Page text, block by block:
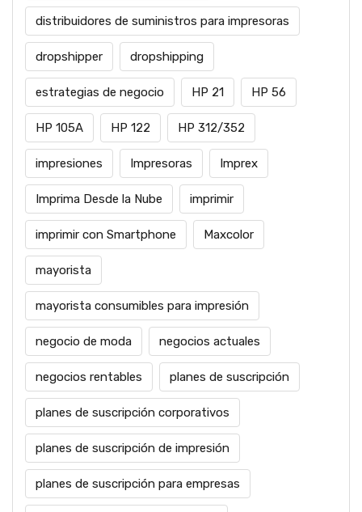
distribuidores de suministros para impresoras
dropshipper dropshipping
estrategias de negocio HP 21 HP 56
HP 105A HP 122 HP 312/352
impresiones Impresoras Imprex
Imprima Desde la Nube imprimir
imprimir con Smartphone Maxcolor
mayorista
mayorista consumibles para impresión
negocio de moda negocios actuales
negocios rentables planes de suscripción
planes de suscripción corporativos
planes de suscripción de impresión
planes de suscripción para empresas